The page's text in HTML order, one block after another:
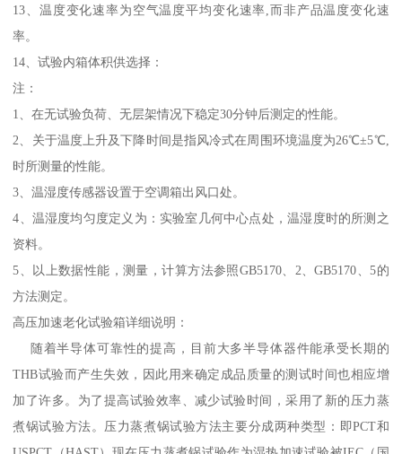
13、温度变化速率为空气温度平均变化速率,而非产品温度变化速
率。
14、试验内箱体积供选择：
注：
1、在无试验负荷、无层架情况下稳定30分钟后测定的性能。
2、关于温度上升及下降时间是指风冷式在周围环境温度为26℃±5℃,
时所测量的性能。
3、温湿度传感器设置于空调箱出风口处。
4、温湿度均匀度定义为：实验室几何中心点处，温湿度时的所测之
资料。
5、以上数据性能，测量，计算方法参照GB5170、2、GB5170、5的
方法测定。
高压加速老化试验箱详细说明：
随着半导体可靠性的提高，目前大多半导体器件能承受长期的
THB试验而产生失效，因此用来确定成品质量的测试时间也相应增
加了许多。为了提高试验效率、减少试验时间，采用了新的压力蒸
煮锅试验方法。压力蒸煮锅试验方法主要分成两种类型：即PCT和